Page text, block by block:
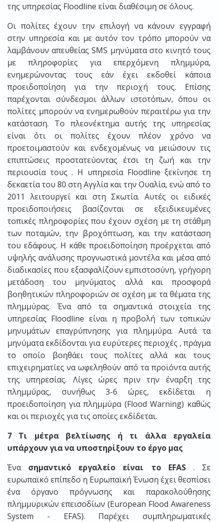
της υπηρεσίας Floodline είναι διαθέσιμη σε όλους.
Οι πολίτες έχουν την επιλογή να κάνουν εγγραφή
στην υπηρεσία και με αυτόν τον τρόπο μπορούν να
λαμβάνουν απευθείας SMS μηνύματα στο κινητό τους
με πληροφορίες για επερχόμενη πλημμύρα,
ενημερώνοντας τους εάν έχει εκδοθεί κάποια
προειδοποίηση για την περιοχή τους. Επίσης
παρέχονται σύνδεσμοι άλλων ιστοτόπων, όπου οι
πολίτες μπορούν να ενημερωθούν περαιτέρω για την
κατάσταση. Το πλεονέκτημα αυτής της υπηρεσίας
είναι ότι οι πολίτες έχουν πλέον χρόνο να
προετοιμαστούν και ενδεχομένως να μειώσουν τις
επιπτώσεις προστατεύοντας έτσι τη ζωή και την
περιουσία τους . Η υπηρεσία Floodline ξεκίνησε τη
δεκαετία του 80 στη Αγγλία και την Ουαλία, ενώ από το
2011 λειτουργεί και στη Σκωτία. Αυτές οι ειδικές
προειδοποιήσεις βασίζονται σε εξειδικευμένες
τοπικές πληροφορίες που έχουν σχέση με τη στάθμη
των ποταμών, την βροχόπτωση, και την κατάσταση
του εδάφους. Η κάθε προειδοποίηση προέρχεται από
υψηλής ανάλυσης προγνωστικά μοντέλα και μέσα από
διαδικασίες που εξασφαλίζουν εμπιστοσύνη, γρήγορη
μετάδοση του μηνύματος αλλά και προσφορά
βοηθητικών πληροφοριών σε σχέση με τα θέματα της
πλημμύρας. Ένα από τα σημαντικά στοιχεία της
υπηρεσίας Floodline είναι η προβολή των τοπικών
μηνυμάτων επαγρύπνησης για πλημμύρα. Αυτά τα
μηνύματα εκδίδονται για ευρύτερες περιοχές , πράγμα
το οποίο βοηθάει τους πολίτες αλλά και τους
επιχειρηματίες να ωφεληθούν από τα προϊόντα αυτής
της υπηρεσίας. Λίγες ώρες πριν την έναρξη της
πλημμύρας, συνήθως 3-6 ώρες, εκδίδεται η
προειδοποίηση για πλημμύρα (Flood Warning) καθώς
και οι περιοχές για τις οποίες εκδίδεται.
7 Τι μέτρα βελτίωσης ή τι άλλα εργαλεία
υπάρχουν για να υποστηρίξουν το έργο μας
Ένα σημαντικό εργαλείο είναι το EFAS. Σε
ευρωπαϊκό επίπεδο η Ευρωπαϊκή Ένωση έχει θεσπίσει
ένα όργανο πρόγνωσης και παρακολούθησης
πλημμυρικών επεισοδίων (European Flood Awareness
System - EFAS). Παρέχει συμπληρωματικές